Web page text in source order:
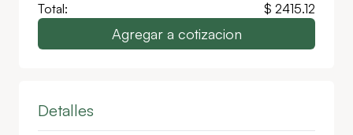
Total:
$ 2415.12
Agregar a cotizacion
Detalles